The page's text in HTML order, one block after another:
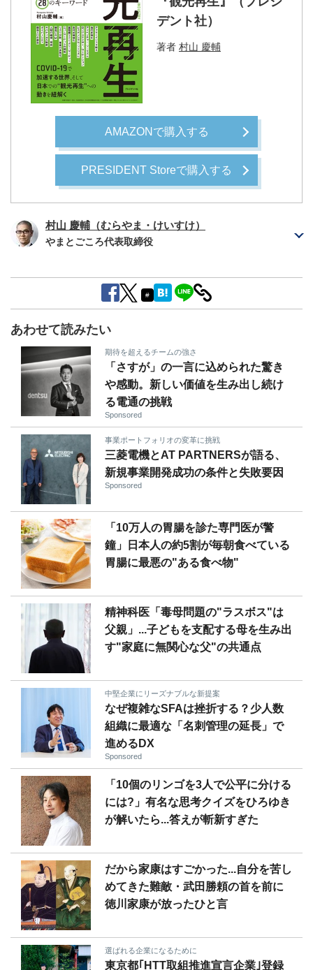
デント社）
著者 村山 慶輔
AMAZONで購入する
PRESIDENT Storeで購入する
村山 慶輔（むらやま・けいすけ）
やまとごころ代表取締役
#
あわせて読みたい
期待を超えるチームの強さ
「さすが」の一言に込められた驚き
や感動。新しい価値を生み出し続け
る電通の挑戦
Sponsored
事業ポートフォリオの変革に挑戦
三菱電機とAT PARTNERSが語る、
新規事業開発成功の条件と失敗要因
Sponsored
「10万人の胃腸を診た専門医が警
鐘」日本人の約5割が毎朝食べている
胃腸に最悪の"ある食べ物"
精神科医「毒母問題の"ラスボス"は
父親」...子どもを支配する母を生み出
す"家庭に無関心な父"の共通点
中堅企業にリーズナブルな新提案
なぜ複雑なSFAは挫折する？少人数
組織に最適な「名刺管理の延長」で
進めるDX
Sponsored
「10個のリンゴを3人で公平に分ける
には?」有名な思考クイズをひろゆき
が解いたら...答えが斬新すぎた
だから家康はすごかった...自分を苦し
めてきた難敵・武田勝頼の首を前に
徳川家康が放ったひと言
選ばれる企業になるために
東京都｢HTT取組推進宣言企業｣登録